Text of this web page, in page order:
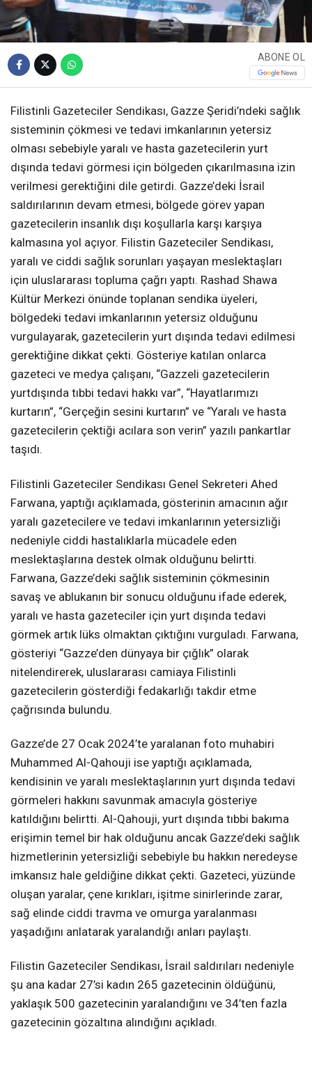
ABONE OL
Filistinli Gazeteciler Sendikası, Gazze Şeridi’ndeki sağlık
sisteminin çökmesi ve tedavi imkanlarının yetersiz
olması sebebiyle yaralı ve hasta gazetecilerin yurt
dışında tedavi görmesi için bölgeden çıkarılmasına izin
verilmesi gerektiğini dile getirdi. Gazze’deki İsrail
saldırılarının devam etmesi, bölgede görev yapan
gazetecilerin insanlık dışı koşullarla karşı karşıya
kalmasına yol açıyor. Filistin Gazeteciler Sendikası,
yaralı ve ciddi sağlık sorunları yaşayan meslektaşları
için uluslararası topluma çağrı yaptı. Rashad Shawa
Kültür Merkezi önünde toplanan sendika üyeleri,
bölgedeki tedavi imkanlarının yetersiz olduğunu
vurgulayarak, gazetecilerin yurt dışında tedavi edilmesi
gerektiğine dikkat çekti. Gösteriye katılan onlarca
gazeteci ve medya çalışanı, “Gazzeli gazetecilerin
yurtdışında tıbbi tedavi hakkı var”, “Hayatlarımızı
kurtarın”, “Gerçeğin sesini kurtarın” ve “Yaralı ve hasta
gazetecilerin çektiği acılara son verin” yazılı pankartlar
taşıdı.
Filistinli Gazeteciler Sendikası Genel Sekreteri Ahed
Farwana, yaptığı açıklamada, gösterinin amacının ağır
yaralı gazetecilere ve tedavi imkanlarının yetersizliği
nedeniyle ciddi hastalıklarla mücadele eden
meslektaşlarına destek olmak olduğunu belirtti.
Farwana, Gazze’deki sağlık sisteminin çökmesinin
savaş ve ablukanın bir sonucu olduğunu ifade ederek,
yaralı ve hasta gazeteciler için yurt dışında tedavi
görmek artık lüks olmaktan çıktığını vurguladı. Farwana,
gösteriyi “Gazze’den dünyaya bir çığlık” olarak
nitelendirerek, uluslararası camiaya Filistinli
gazetecilerin gösterdiği fedakarlığı takdir etme
çağrısında bulundu.
Gazze’de 27 Ocak 2024’te yaralanan foto muhabiri
Muhammed Al-Qahouji ise yaptığı açıklamada,
kendisinin ve yaralı meslektaşlarının yurt dışında tedavi
görmeleri hakkını savunmak amacıyla gösteriye
katıldığını belirtti. Al-Qahouji, yurt dışında tıbbi bakıma
erişimin temel bir hak olduğunu ancak Gazze’deki sağlık
hizmetlerinin yetersizliği sebebiyle bu hakkın neredeyse
imkansız hale geldiğine dikkat çekti. Gazeteci, yüzünde
oluşan yaralar, çene kırıkları, işitme sinirlerinde zarar,
sağ elinde ciddi travma ve omurga yaralanması
yaşadığını anlatarak yaralandığı anları paylaştı.
Filistin Gazeteciler Sendikası, İsrail saldırıları nedeniyle
şu ana kadar 27’si kadın 265 gazetecinin öldüğünü,
yaklaşık 500 gazetecinin yaralandığını ve 34’ten fazla
gazetecinin gözaltına alındığını açıkladı.